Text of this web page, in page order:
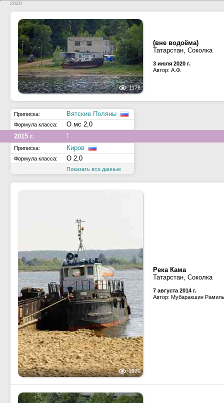
2020
1176
(вне водоёма)
Татарстан, Соколка
3 июля 2020 г.
Автор: А.Ф.
Приписка: Вятские Поляны
Формула класса:
О мс 2,0
2015 г.
↑
Приписка: Киров
Формула класса: О 2,0
Показать все данные
1970
Река Кама
Татарстан, Соколка
7 августа 2014 г.
Автор: Мубаракшин Рамиль